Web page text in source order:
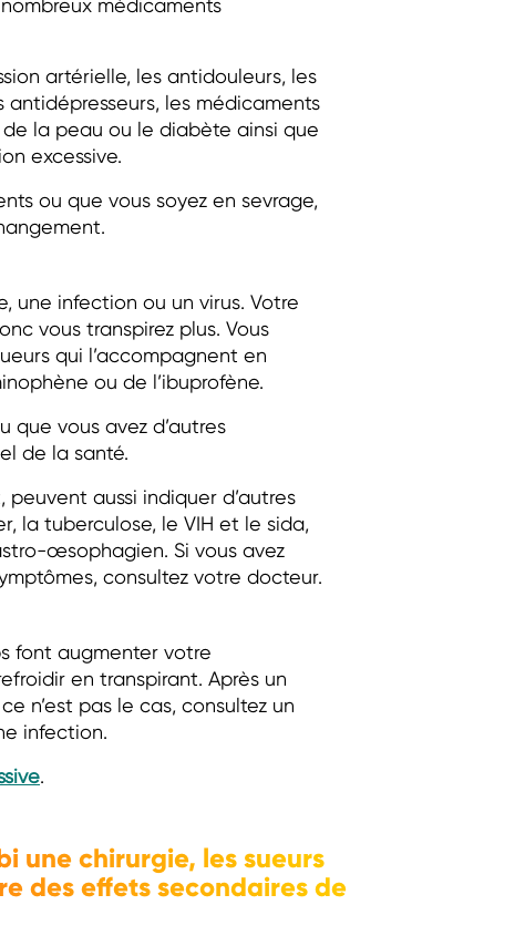
médicaments
artérielle, les antidouleurs, les
les médicaments
la peau ou le diabète ainsi que
excessive.
ou que vous soyez en sevrage,
une infection ou un virus. Votre
vous transpirez plus. Vous
qui l’accompagnent en
ou de l’ibuprofène.
que vous avez d’autres
de la santé.
aussi indiquer d’autres
la tuberculose, le VIH et le sida,
œsophagien. Si vous avez
consultez votre docteur.
font augmenter votre
en transpirant. Après un
n’est pas le cas, consultez un
infection.
.
une chirurgie, les sueurs
des effets secondaires de